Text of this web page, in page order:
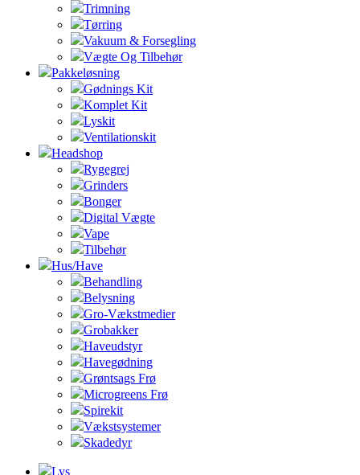
Trimning
Tørring
Vakuum & Forsegling
Vægte Og Tilbehør
Pakkeløsning
Gødnings Kit
Komplet Kit
Lyskit
Ventilationskit
Headshop
Rygegrej
Grinders
Bonger
Digital Vægte
Vape
Tilbehør
Hus/Have
Behandling
Belysning
Gro-Vækstmedier
Grobakker
Haveudstyr
Havegødning
Grøntsags Frø
Microgreens Frø
Spirekit
Vækstsystemer
Skadedyr
Lys